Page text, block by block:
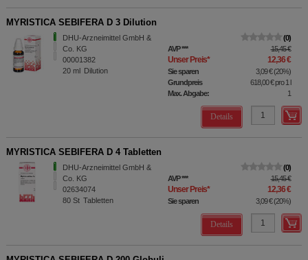
MYRISTICA SEBIFERA D 3 Dilution
DHU-Arzneimittel GmbH &
Co. KG
00001382
20 ml Dilution
0
AVP*** 15,45 €
Unser Preis* 12,36 €
Sie sparen 3,09 €(20%)
Grundpreis
618,00 €pro 1 l
Max. Abgabe:
1
Details
MYRISTICA SEBIFERA D 4 Tabletten
DHU-Arzneimittel GmbH &
Co. KG
02634074
80 St Tabletten
0
AVP*** 15,45 €
Unser Preis* 12,36 €
Sie sparen 3,09 €(20%)
Details